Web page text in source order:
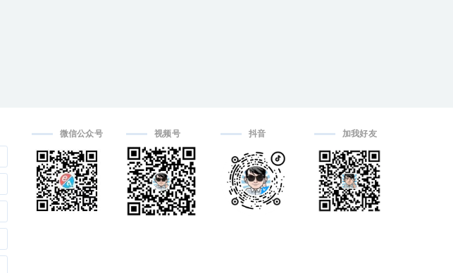
微信公众号 视频号 抖音 加我好友